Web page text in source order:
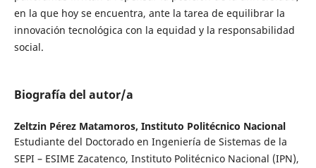
en la que hoy se encuentra, ante la tarea de equilibrar la
innovación tecnológica con la equidad y la responsabilidad
social.
Biografía del autor/a
Zeltzin Pérez Matamoros, Instituto Politécnico Nacional
Estudiante del Doctorado en Ingeniería de Sistemas de la
SEPI – ESIME Zacatenco, Instituto Politécnico Nacional (IPN),